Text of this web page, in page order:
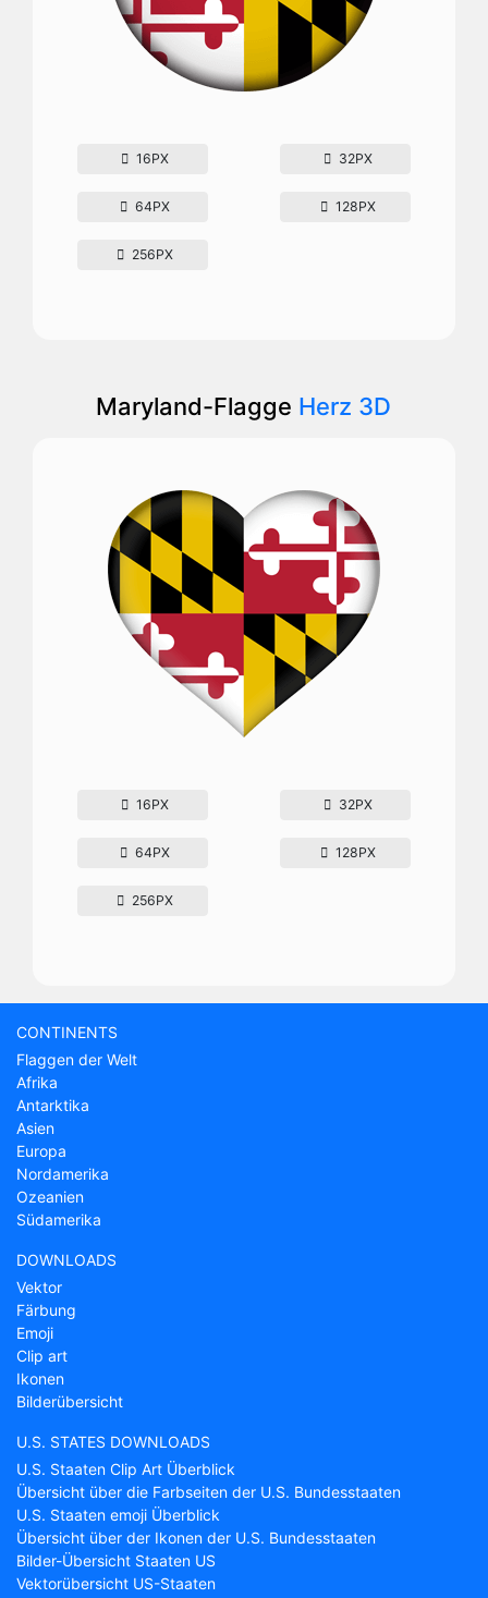
16PX 32PX
64PX 128PX
256PX
Maryland-Flagge Herz 3D
16PX 32PX
64PX 128PX
256PX
CONTINENTS
Flaggen der Welt
Afrika
Antarktika
Asien
Europa
Nordamerika
Ozeanien
Südamerika
DOWNLOADS
Vektor
Färbung
Emoji
Clip art
Ikonen
Bilderübersicht
U.S. STATES DOWNLOADS
U.S. Staaten Clip Art Überblick
Übersicht über die Farbseiten der U.S. Bundesstaaten
U.S. Staaten emoji Überblick
Übersicht über der Ikonen der U.S. Bundesstaaten
Bilder-Übersicht Staaten US
Vektorübersicht US-Staaten